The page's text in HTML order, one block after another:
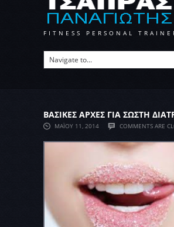
FITNESS PERSONAL
ΒΑΣΙΚΕΣ ΑΡΧΕΣ ΓΙΑ ΣΩΣΤΗ
ΜΑΪ́ΟΥ 11, 2014 COMMENTS ARE